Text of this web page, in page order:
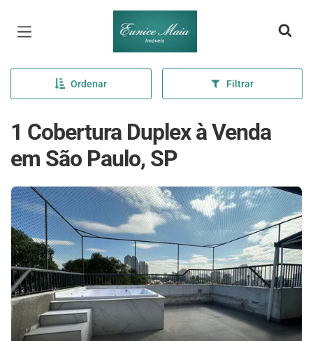
Página inicial
Ordenar Filtrar
1 Cobertura Duplex à Venda
em São Paulo, SP